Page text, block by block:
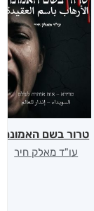
טרור בשם האמונה
עו"ד מאלק חיר